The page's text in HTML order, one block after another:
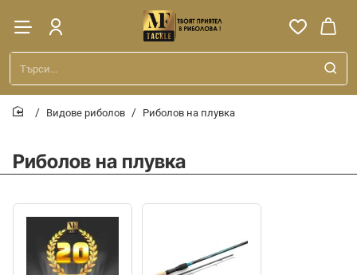
Търси...
Риболов на плувка
Видове риболов Риболов на плувка